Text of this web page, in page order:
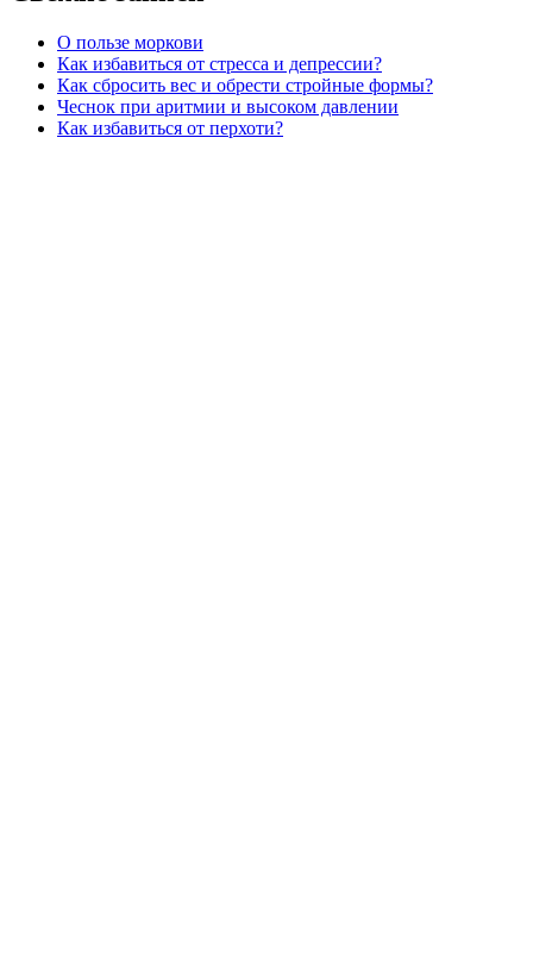
О пользе моркови
Как избавиться от стресса и депрессии?
Как сбросить вес и обрести стройные формы?
Чеснок при аритмии и высоком давлении
Как избавиться от перхоти?